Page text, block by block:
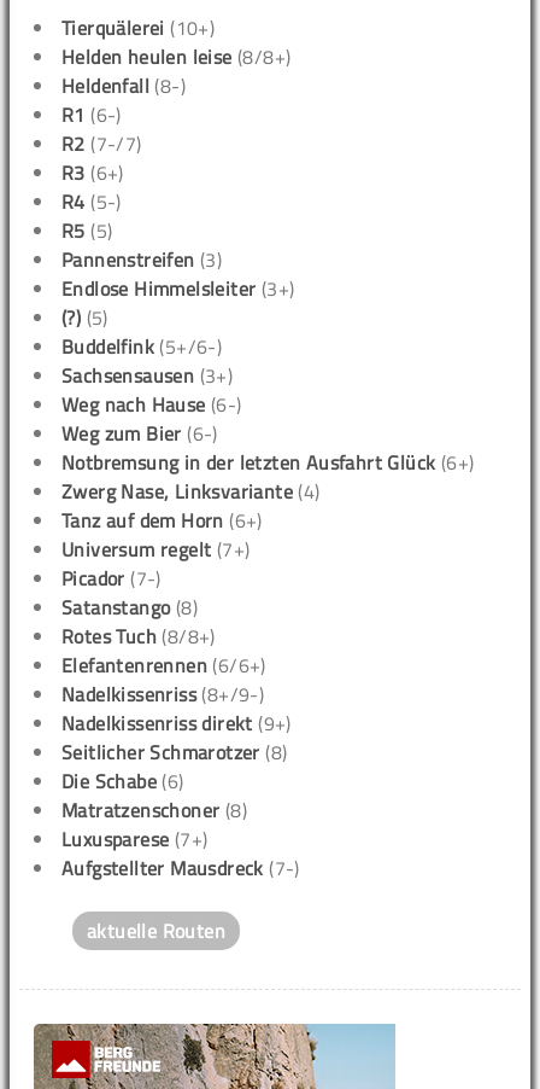
Tierquälerei (10+)
Helden heulen leise (8/8+)
Heldenfall (8-)
R1 (6-)
R2 (7-/7)
R3 (6+)
R4 (5-)
R5 (5)
Pannenstreifen (3)
Endlose Himmelsleiter (3+)
(?) (5)
Buddelfink (5+/6-)
Sachsensausen (3+)
Weg nach Hause (6-)
Weg zum Bier (6-)
Notbremsung in der letzten Ausfahrt Glück (6+)
Zwerg Nase, Linksvariante (4)
Tanz auf dem Horn (6+)
Universum regelt (7+)
Picador (7-)
Satanstango(8)
Rotes Tuch (8/8+)
Elefantenrennen (6/6+)
Nadelkissenriss(8+/9-)
Nadelkissenriss direkt (9+)
Seitlicher Schmarotzer (8)
Die Schabe (6)
Matratzenschoner (8)
Luxusparese (7+)
Aufgstellter Mausdreck (7-)
aktuelle Routen